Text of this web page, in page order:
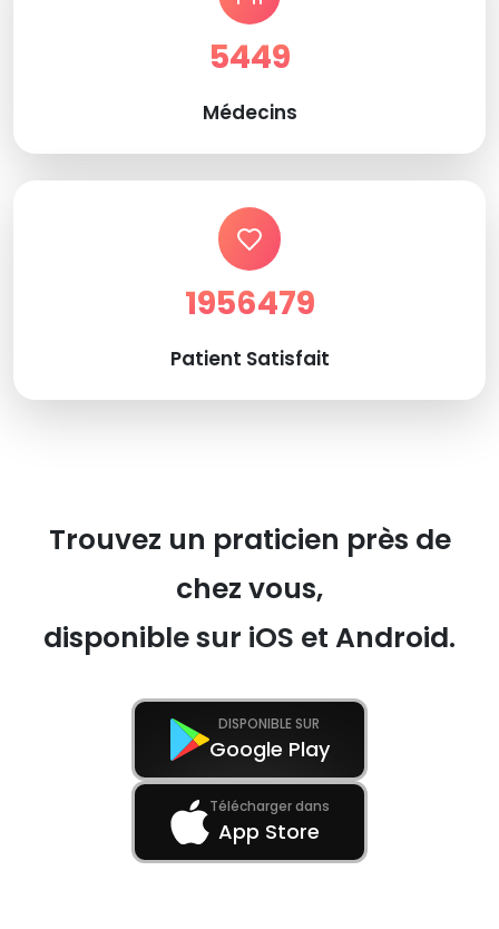
5449
Médecins
1956479
Patient Satisfait
Trouvez un praticien près de
chez vous,
disponible sur iOS et Android.
DISPONIBLE SUR
Google Play
Télécharger dans
App Store